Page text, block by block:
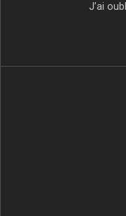
J’ai